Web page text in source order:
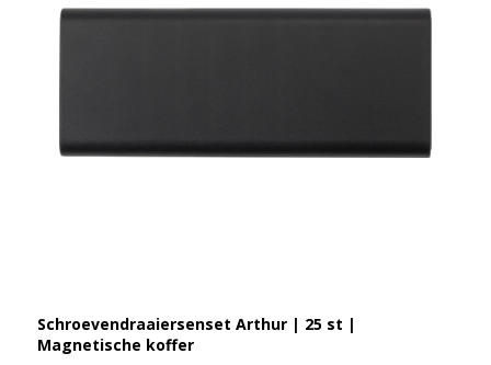
Schroevendraaiersenset Arthur | 25 st |
Magnetische koffer